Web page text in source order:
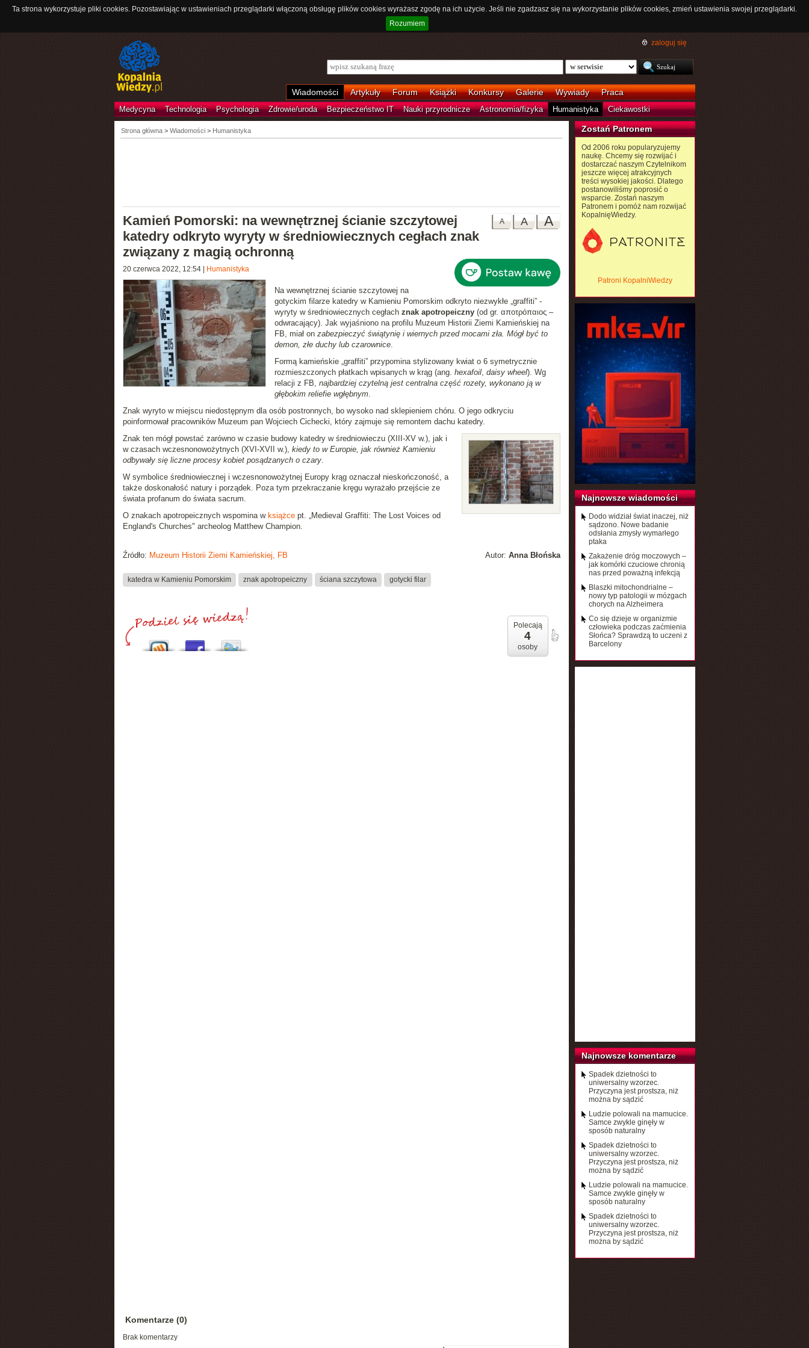
Ta strona wykorzystuje pliki cookies. Pozostawiając w ustawieniach przeglądarki włączoną obsługę plików cookies wyrażasz zgodę na ich użycie. Jeśli nie zgadzasz się na wykorzystanie plików cookies, zmień ustawienia swojej przeglądarki.
Rozumiem
zaloguj się
Wiadomości Artykuły Forum Książki Konkursy Galerie Wywiady Praca
Medycyna Technologia Psychologia Zdrowie/uroda Bezpieczeństwo IT Nauki przyrodnicze Astronomia/fizyka Humanistyka Ciekawostki
Strona główna> Wiadomości > Humanistyka
A
A
A
Kamień Pomorski: na wewnętrznej ścianie szczytowej
katedry odkryto wyryty w średniowiecznych cegłach znak
związany z magią ochronną
20 czerwca 2022, 12:54| Humanistyka
Na wewnętrznej ścianie szczytowej na
gotyckim filarze katedry w Kamieniu Pomorskim odkryto niezwykłe „graffiti” -
wyryty w średniowiecznych cegłach znak apotropeiczny(od gr. αποτρόπαιος –
odwracający). Jak wyjaśniono na profilu Muzeum Historii Ziemi Kamieńskiej na
FB, miał on zabezpieczyć świątynię i wiernych przed mocami zła. Mógł być to
demon, złe duchy lub czarownice.
Formą kamieńskie „graffiti” przypomina stylizowany kwiat o 6 symetrycznie
rozmieszczonych płatkach wpisanych w krąg (ang. hexafoil, daisy wheel). Wg
relacji z FB, najbardziej czytelną jest centralna część rozety, wykonano ją w
głębokim reliefie wgłębnym.
Znak wyryto w miejscu niedostępnym dla osób postronnych, bo wysoko nad sklepieniem chóru. O jego odkryciu
poinformował pracowników Muzeum pan Wojciech Cichecki, który zajmuje się remontem dachu katedry.
Znak ten mógł powstać zarówno w czasie budowy katedry w średniowieczu (XIII-XV w.), jak i
w czasach wczesnonowożytnych (XVI-XVII w.), kiedy to w Europie, jak również Kamieniu
odbywały się liczne procesy kobiet posądzanych o czary.
W symbolice średniowiecznej i wczesnonowożytnej Europy krąg oznaczał nieskończoność, a
także doskonałość natury i porządek. Poza tym przekraczanie kręgu wyrażało przejście ze
świata profanum do świata sacrum.
O znakach apotropeicznych wspomina w książce pt. „Medieval Graffiti: The Lost Voices od
England's Churches" archeolog Matthew Champion.
Autor: Anna Błońska
Źródło: Muzeum Historii Ziemi Kamieńskiej, FB
katedra w Kamieniu Pomorskim znak apotropeiczny ściana szczytowa gotycki filar
Polecają
4
osoby
Komentarze (0)
Brak komentarzy
Zostań Patronem
Od 2006 roku popularyzujemy
naukę. Chcemy się rozwijać i
dostarczać naszym Czytelnikom
jeszcze więcej atrakcyjnych
treści wysokiej jakości. Dlatego
postanowiliśmy poprosić o
wsparcie. Zostań naszym
Patronem i pomóż nam rozwijać
KopalnięWiedzy.
Patroni KopalniWiedzy
Najnowsze wiadomości
Dodo widział świat inaczej, niż
sądzono. Nowe badanie
odsłania zmysły wymarłego
ptaka
Zakażenie dróg moczowych –
jak komórki czuciowe chronią
nas przed poważną infekcją
Blaszki mitochondrialne –
nowy typ patologii w mózgach
chorych na Alzheimera
Co się dzieje w organizmie
człowieka podczas zaćmienia
Słońca? Sprawdzą to uczeni z
Barcelony
Najnowsze komentarze
Spadek dzietności to
uniwersalny wzorzec.
Przyczyna jest prostsza, niż
można by sądzić
Ludzie polowali na mamucice.
Samce zwykle ginęły w
sposób naturalny
Spadek dzietności to
uniwersalny wzorzec.
Przyczyna jest prostsza, niż
można by sądzić
Ludzie polowali na mamucice.
Samce zwykle ginęły w
sposób naturalny
Spadek dzietności to
uniwersalny wzorzec.
Przyczyna jest prostsza, niż
można by sądzić